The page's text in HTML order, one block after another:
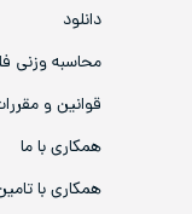
دانلود
محاسبه وزنی
قوانین و
همکاری با ما
همکاری با